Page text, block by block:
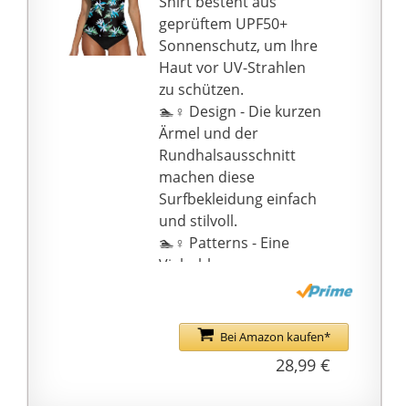
Lieferumfang: 1
Sterntaler Langarm-
Schwimmshirt, Farbe:
Magenta, Material:
82{757b482437fbf9370d
c63f1a694fbfd6df7ecdfa
e2e120d2bea6a88392fc
e7ff} Polyamid,
18{757b482437fbf9370d
c63f1a694fbfd6df7ecdfa
e2e120d2bea6a88392fc
e7ff} Elasthan, Größe:
geprüftem UPF50+
Sonnenschutz, um Ihre
Haut vor UV-Strahlen
zu schützen.
🏊♀ Design - Die kurzen
Ärmel und der
Rundhalsausschnitt
machen diese
Surfbekleidung einfach
und stilvoll.
🏊♀ Patterns - Eine
Vielzahl von
farbenfrohen Mustern
Guard passend zum
blauen Himmel und
dem klaren Wasser.
Bei Amazon kaufen*
28,99 €